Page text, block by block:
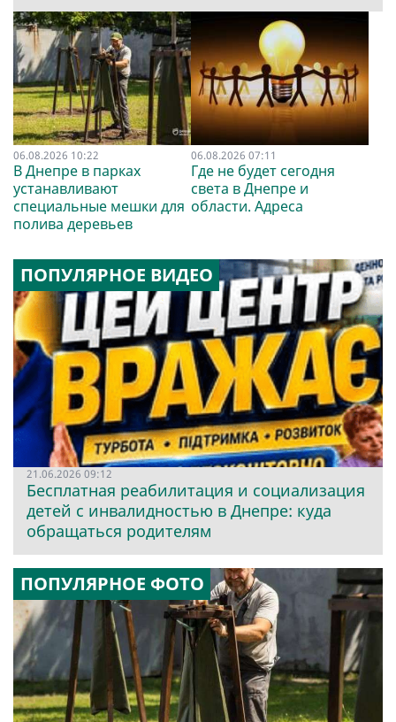
06.08.2026 10:22
В Днепре в парках
устанавливают
специальные мешки для
полива деревьев
06.08.2026 07:11
Где не будет сегодня
света в Днепре и
области. Адреса
ПОПУЛЯРНОЕ ВИДЕО
21.06.2026 09:12
Бесплатная реабилитация и социализация
детей с инвалидностью в Днепре: куда
обращаться родителям
ПОПУЛЯРНОЕ ФОТО